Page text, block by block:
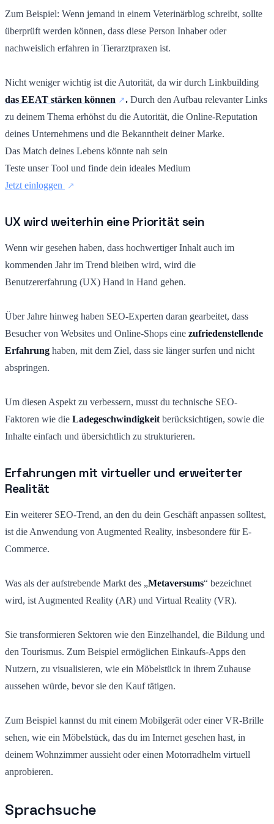
Zum Beispiel: Wenn jemand in einem Veterinärblog schreibt, sollte
überprüft werden können, dass diese Person Inhaber oder
nachweislich erfahren in Tierarztpraxen ist.
Nicht weniger wichtig ist die Autorität, da wir durch Linkbuilding
das EEAT stärken können
. Durch den Aufbau relevanter Links
zu deinem Thema erhöhst du die Autorität, die Online-Reputation
deines Unternehmens und die Bekanntheit deiner Marke.
Das Match deines Lebens könnte nah sein
Teste unser Tool und finde dein ideales Medium
Jetzt einloggen
UX wird weiterhin eine Priorität sein
Wenn wir gesehen haben, dass hochwertiger Inhalt auch im
kommenden Jahr im Trend bleiben wird, wird die
Benutzererfahrung (UX) Hand in Hand gehen.
Über Jahre hinweg haben SEO-Experten daran gearbeitet, dass
Besucher von Websites und Online-Shops eine zufriedenstellende
Erfahrung haben, mit dem Ziel, dass sie länger surfen und nicht
abspringen.
Um diesen Aspekt zu verbessern, musst du technische SEO-
Faktoren wie die Ladegeschwindigkeit berücksichtigen, sowie die
Inhalte einfach und übersichtlich zu strukturieren.
Erfahrungen mit virtueller und erweiterter
Realität
Ein weiterer SEO-Trend, an den du dein Geschäft anpassen solltest,
ist die Anwendung von Augmented Reality, insbesondere für E-
Commerce.
Was als der aufstrebende Markt des „Metaversums“ bezeichnet
wird, ist Augmented Reality (AR) und Virtual Reality (VR).
Sie transformieren Sektoren wie den Einzelhandel, die Bildung und
den Tourismus. Zum Beispiel ermöglichen Einkaufs-Apps den
Nutzern, zu visualisieren, wie ein Möbelstück in ihrem Zuhause
aussehen würde, bevor sie den Kauf tätigen.
Zum Beispiel kannst du mit einem Mobilgerät oder einer VR-Brille
sehen, wie ein Möbelstück, das du im Internet gesehen hast, in
deinem Wohnzimmer aussieht oder einen Motorradhelm virtuell
anprobieren.
Sprachsuche